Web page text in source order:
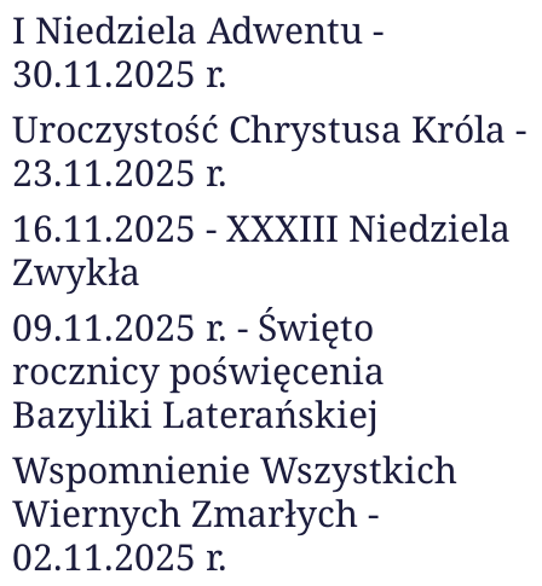
I Niedziela Adwentu -
30.11.2025 r.
Uroczystość Chrystusa Króla -
23.11.2025 r.
16.11.2025 - XXXIII Niedziela
Zwykła
09.11.2025 r. - Święto
rocznicy poświęcenia
Bazyliki Laterańskiej
Wspomnienie Wszystkich
Wiernych Zmarłych -
02.11.2025 r.